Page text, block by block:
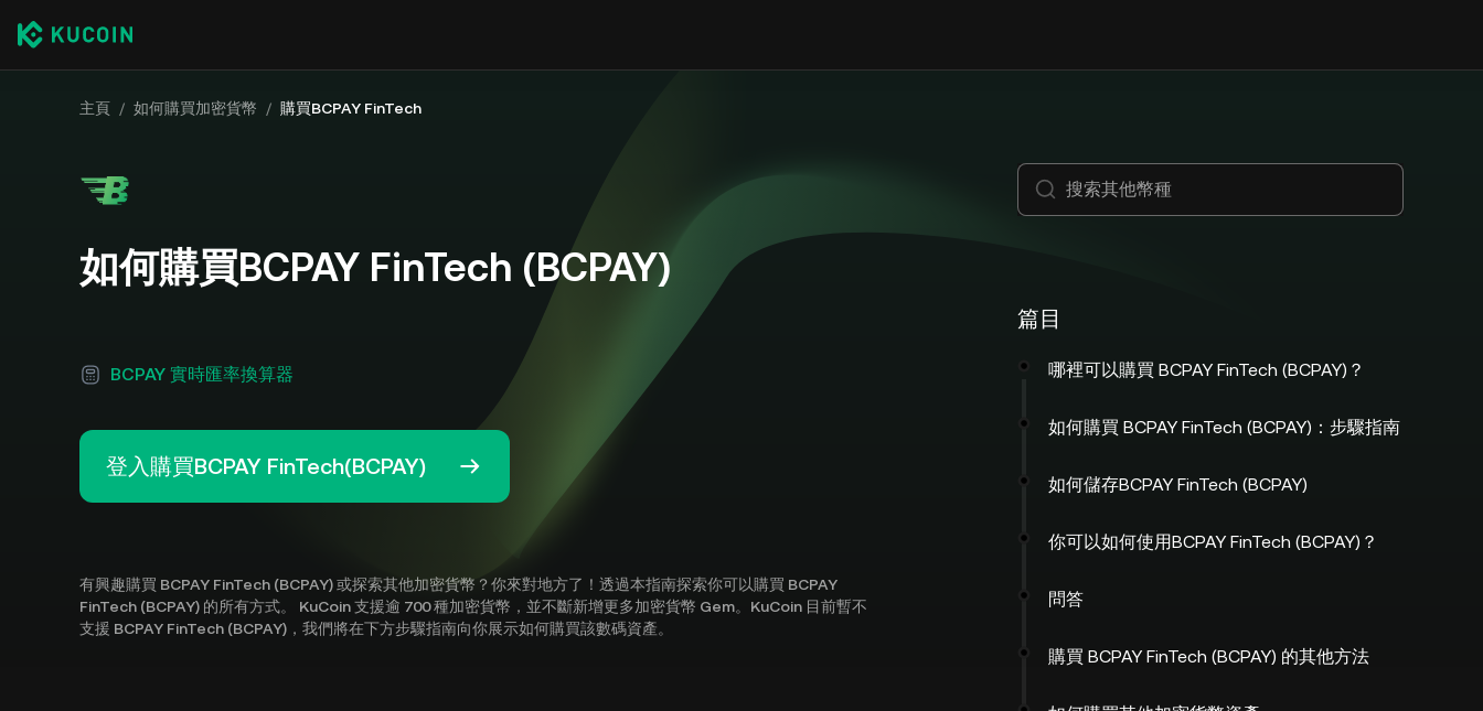
主頁 / 如何購買加密貨幣 / 購買BCPAY FinTech
如何購買BCPAY FinTech (BCPAY)
BCPAY 實時匯率換算器
登入購買BCPAY FinTech(BCPAY)
有興趣購買 BCPAY FinTech (BCPAY) 或探索其他加密貨幣？你來對地方了！透過本指南探索你可以購買 BCPAY
FinTech (BCPAY) 的所有方式。 KuCoin 支援逾 700 種加密貨幣，並不斷新增更多加密貨幣 Gem。KuCoin 目前暫不
支援 BCPAY FinTech (BCPAY)，我們將在下方步驟指南向你展示如何購買該數碼資產。
篇目
哪裡可以購買 BCPAY FinTech (BCPAY)？
如何購買 BCPAY FinTech (BCPAY)：步驟指南
如何儲存BCPAY FinTech (BCPAY)
你可以如何使用BCPAY FinTech (BCPAY)？
問答
購買 BCPAY FinTech (BCPAY) 的其他方法